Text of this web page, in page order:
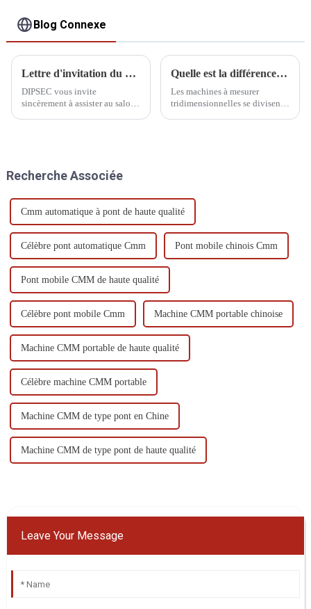
Blog Connexe
Lettre d'invitation du CIMT
DIPSEC vous invite
sincèrement à assister au salon
Quelle est la différence entre une MMT entièrement automatique et semi-automatique ?
Les machines à mesurer
tridimensionnelles se divisent
ordinateur.
Recherche Associée
Cmm automatique à pont de haute qualité
Célèbre pont automatique Cmm Pont mobile chinois Cmm
Pont mobile CMM de haute qualité
Célèbre pont mobile Cmm Machine CMM portable chinoise
Machine CMM portable de haute qualité
Célèbre machine CMM portable
Machine CMM de type pont en Chine
Machine CMM de type pont de haute qualité
Leave Your Message